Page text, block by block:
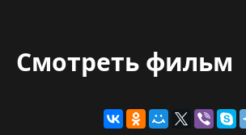
Смотреть фильм